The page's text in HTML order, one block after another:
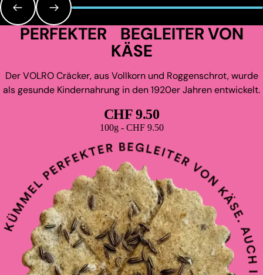
PERFEKTER BEGLEITER VON
KÄSE
Der VOLRO Cräcker, aus Vollkorn und Roggenschrot, wurde
als gesunde Kindernahrung in den 1920er Jahren entwickelt.
CHF 9.50
Grundpreis
100g - CHF 9.50